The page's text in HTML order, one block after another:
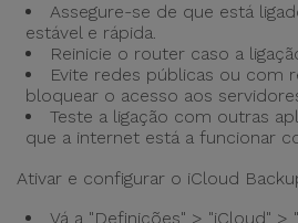
Assegure-se de que está
estável e rápida.
Reinicie o router caso a
Evite redes públicas ou com
bloquear o acesso aos
Teste a ligação com outras
que a internet está a funcionar
Ativar e configurar o iCloud
Vá a "Definições" > "iCloud" >